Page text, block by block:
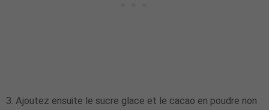
3. Ajoutez ensuite le sucre glace et le cacao en poudre non